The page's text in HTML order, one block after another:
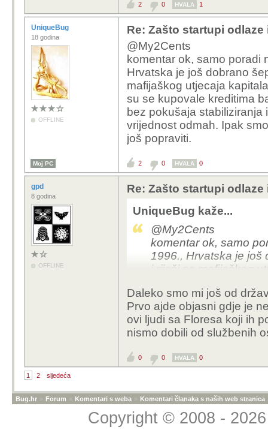
2 0 HVALA 1
UniqueBug
18 godina
OFFLINE
Re: Zašto startupi
@My2Cents
komentar ok, samo poradi
Hrvatska je još dobrano
mafijaškog utjecaja
su se kupovale kreditima
bez pokušaja
vrijednost odmah. Ipak
još popraviti.
Moj PC 2 0 HVALA 0
gpd
8 godina
OFFLINE
Re: Zašto startupi
UniqueBug kaže...
@My2Cents
komentar ok, samo
1996., Hrvatska je još
i riješi se mafijaškog
likvidirale i
samo da se izvuče
od toga, ima nade da
Daleko smo mi još od
Prvo ajde objasni gdje je
ovi ljudi sa Floresa koji ih
nismo dobili od službenih
0 0 HVALA 0
1 2 sljedeća
Bug.hr » Forum » Komentari s weba » Komentari članaka s naših web stranica
Copyright © 2008 -